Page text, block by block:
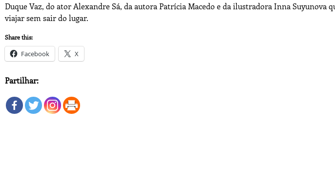
Duque Vaz, do ator Alexandre Sá, da autora Patrícia Macedo e da ilustradora Inna Suyunova
viajar sem sair do lugar.
Share this:
Facebook X
Partilhar: